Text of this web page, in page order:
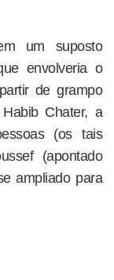
um suposto
envolveria o
de grampo
Chater, a
(os tais
(apontado
ampliado para